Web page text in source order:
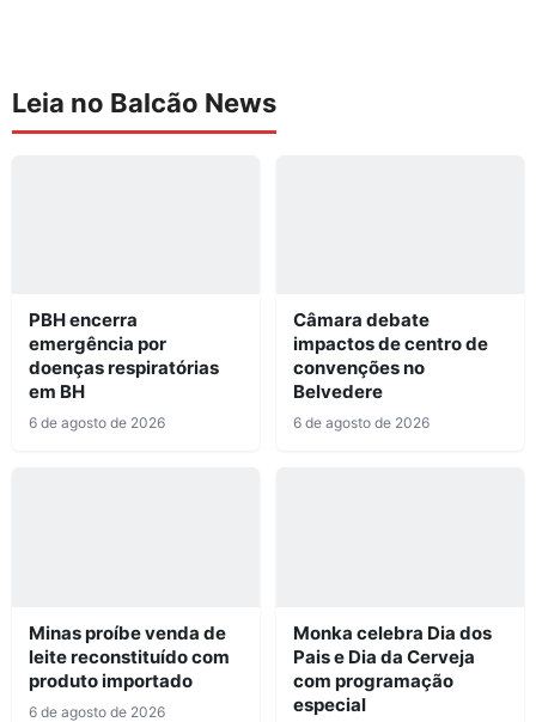
Leia no Balcão News
PBH encerra
emergência por
doenças respiratórias
em BH
6 de agosto de 2026
Câmara debate
impactos de centro de
convenções no
Belvedere
6 de agosto de 2026
Minas proíbe venda de
leite reconstituído com
produto importado
6 de agosto de 2026
Monka celebra Dia dos
Pais e Dia da Cerveja
com programação
especial